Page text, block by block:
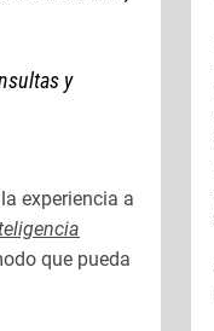
y
experiencia a
que pueda